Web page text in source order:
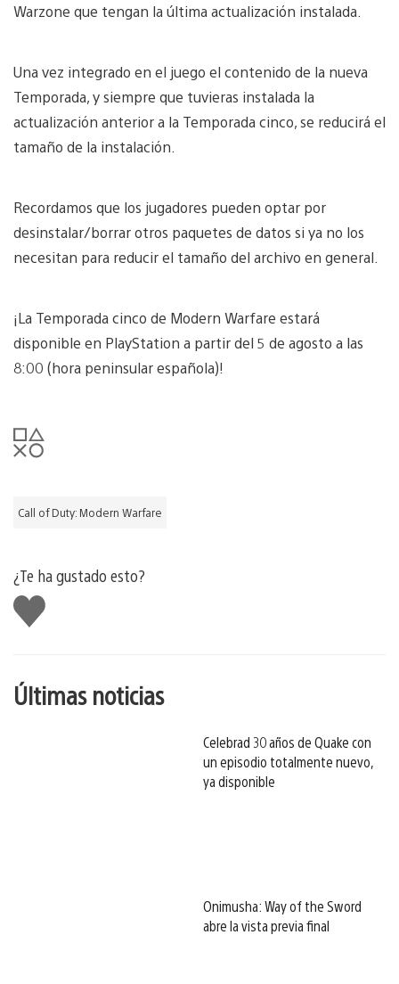
Warzone que tengan la última actualización instalada.
Una vez integrado en el juego el contenido de la nueva
Temporada, y siempre que tuvieras instalada la
actualización anterior a la Temporada cinco, se reducirá el
tamaño de la instalación.
Recordamos que los jugadores pueden optar por
desinstalar/borrar otros paquetes de datos si ya no los
necesitan para reducir el tamaño del archivo en general.
¡La Temporada cinco de Modern Warfare estará
disponible en PlayStation a partir del 5 de agosto a las
8:00 (hora peninsular española)!
Call of Duty: Modern Warfare
¿Te ha gustado esto?
Me
gusta
esto
Últimas noticias
Celebrad 30 años de Quake con
un episodio totalmente nuevo,
ya disponible
Onimusha: Way of the Sword
abre la vista previa final